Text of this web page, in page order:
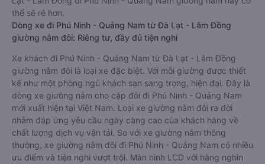
thể sẽ rẻ hơn.
Dòng xe đi Phú Ninh - Quảng Nam từ Đà Lạt - Lâm Đồng
giường nằm đôi: Riêng tư, đầy đủ tiện nghi
Xe khách đi Phú Ninh - Quảng Nam từ Đà Lạt - Lâm Đồng
giường nằm đôi là loại xe đặc biệt. Với mỗi giường được thiết
kế như một phòng ngủ khách sạn sang trọng, hiện đại. Đây là
dòng xe giường nằm cho cặp đôi đi Phú Ninh - Quảng Nam
mới xuất hiện tại Việt Nam. Loại xe giường nằm đôi ra đời
nhằm đáp ứng yêu cầu ngày càng cao của khách hàng về
chất lượng dịch vụ vận tải. So với xe giường nằm thông
thường, xe giường nằm đôi đi Phú Ninh - Quảng Nam có nhiều
ưu điểm và tiện nghi vượt trội. Màn hình LCD với hàng nghìn